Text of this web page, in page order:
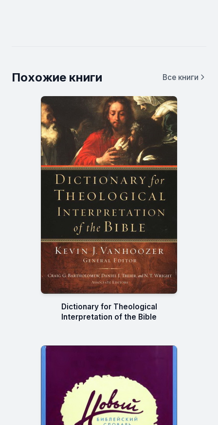
Похожие книги Все книги
Dictionary for Theological
Interpretation of the Bible